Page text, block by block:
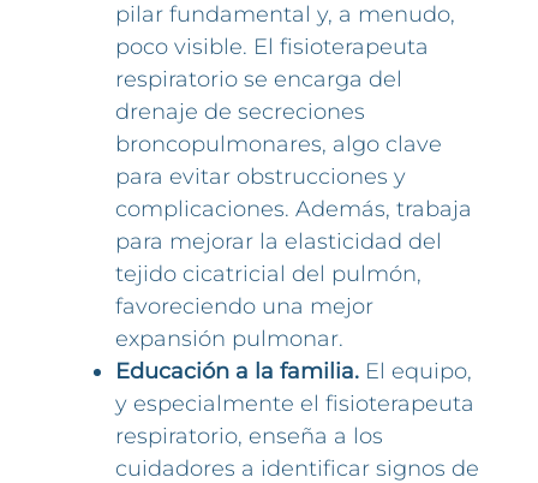
pilar fundamental y, a menudo,
poco visible. El fisioterapeuta
respiratorio se encarga del
drenaje de secreciones
broncopulmonares, algo clave
para evitar obstrucciones y
complicaciones. Además, trabaja
para mejorar la elasticidad del
tejido cicatricial del pulmón,
favoreciendo una mejor
expansión pulmonar.
Educación a la familia. El equipo,
y especialmente el fisioterapeuta
respiratorio, enseña a los
cuidadores a identificar signos de